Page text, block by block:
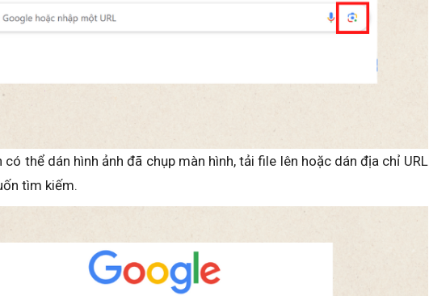
có thể dán hình ảnh đã chụp màn hình, tải file lên hoặc dán địa chỉ URL
tìm kiếm.